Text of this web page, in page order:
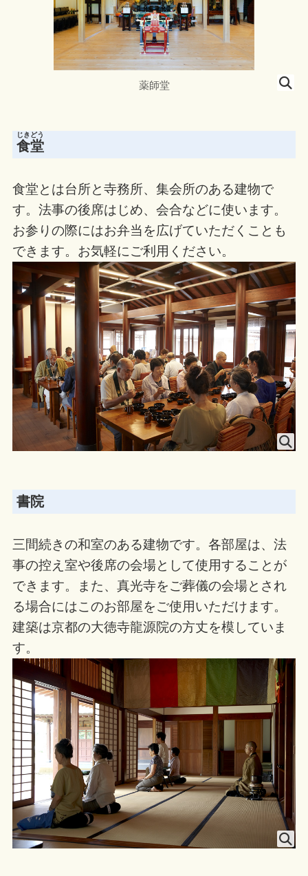
薬師堂
食堂
じきどう
食堂とは台所と寺務所、集会所のある建物で
す。法事の後席はじめ、会合などに使います。
お参りの際にはお弁当を広げていただくことも
できます。お気軽にご利用ください。
書院
三間続きの和室のある建物です。各部屋は、法
事の控え室や後席の会場として使用することが
できます。また、真光寺をご葬儀の会場とされ
る場合にはこのお部屋をご使用いただけます。
建築は京都の大徳寺龍源院の方丈を模していま
す。